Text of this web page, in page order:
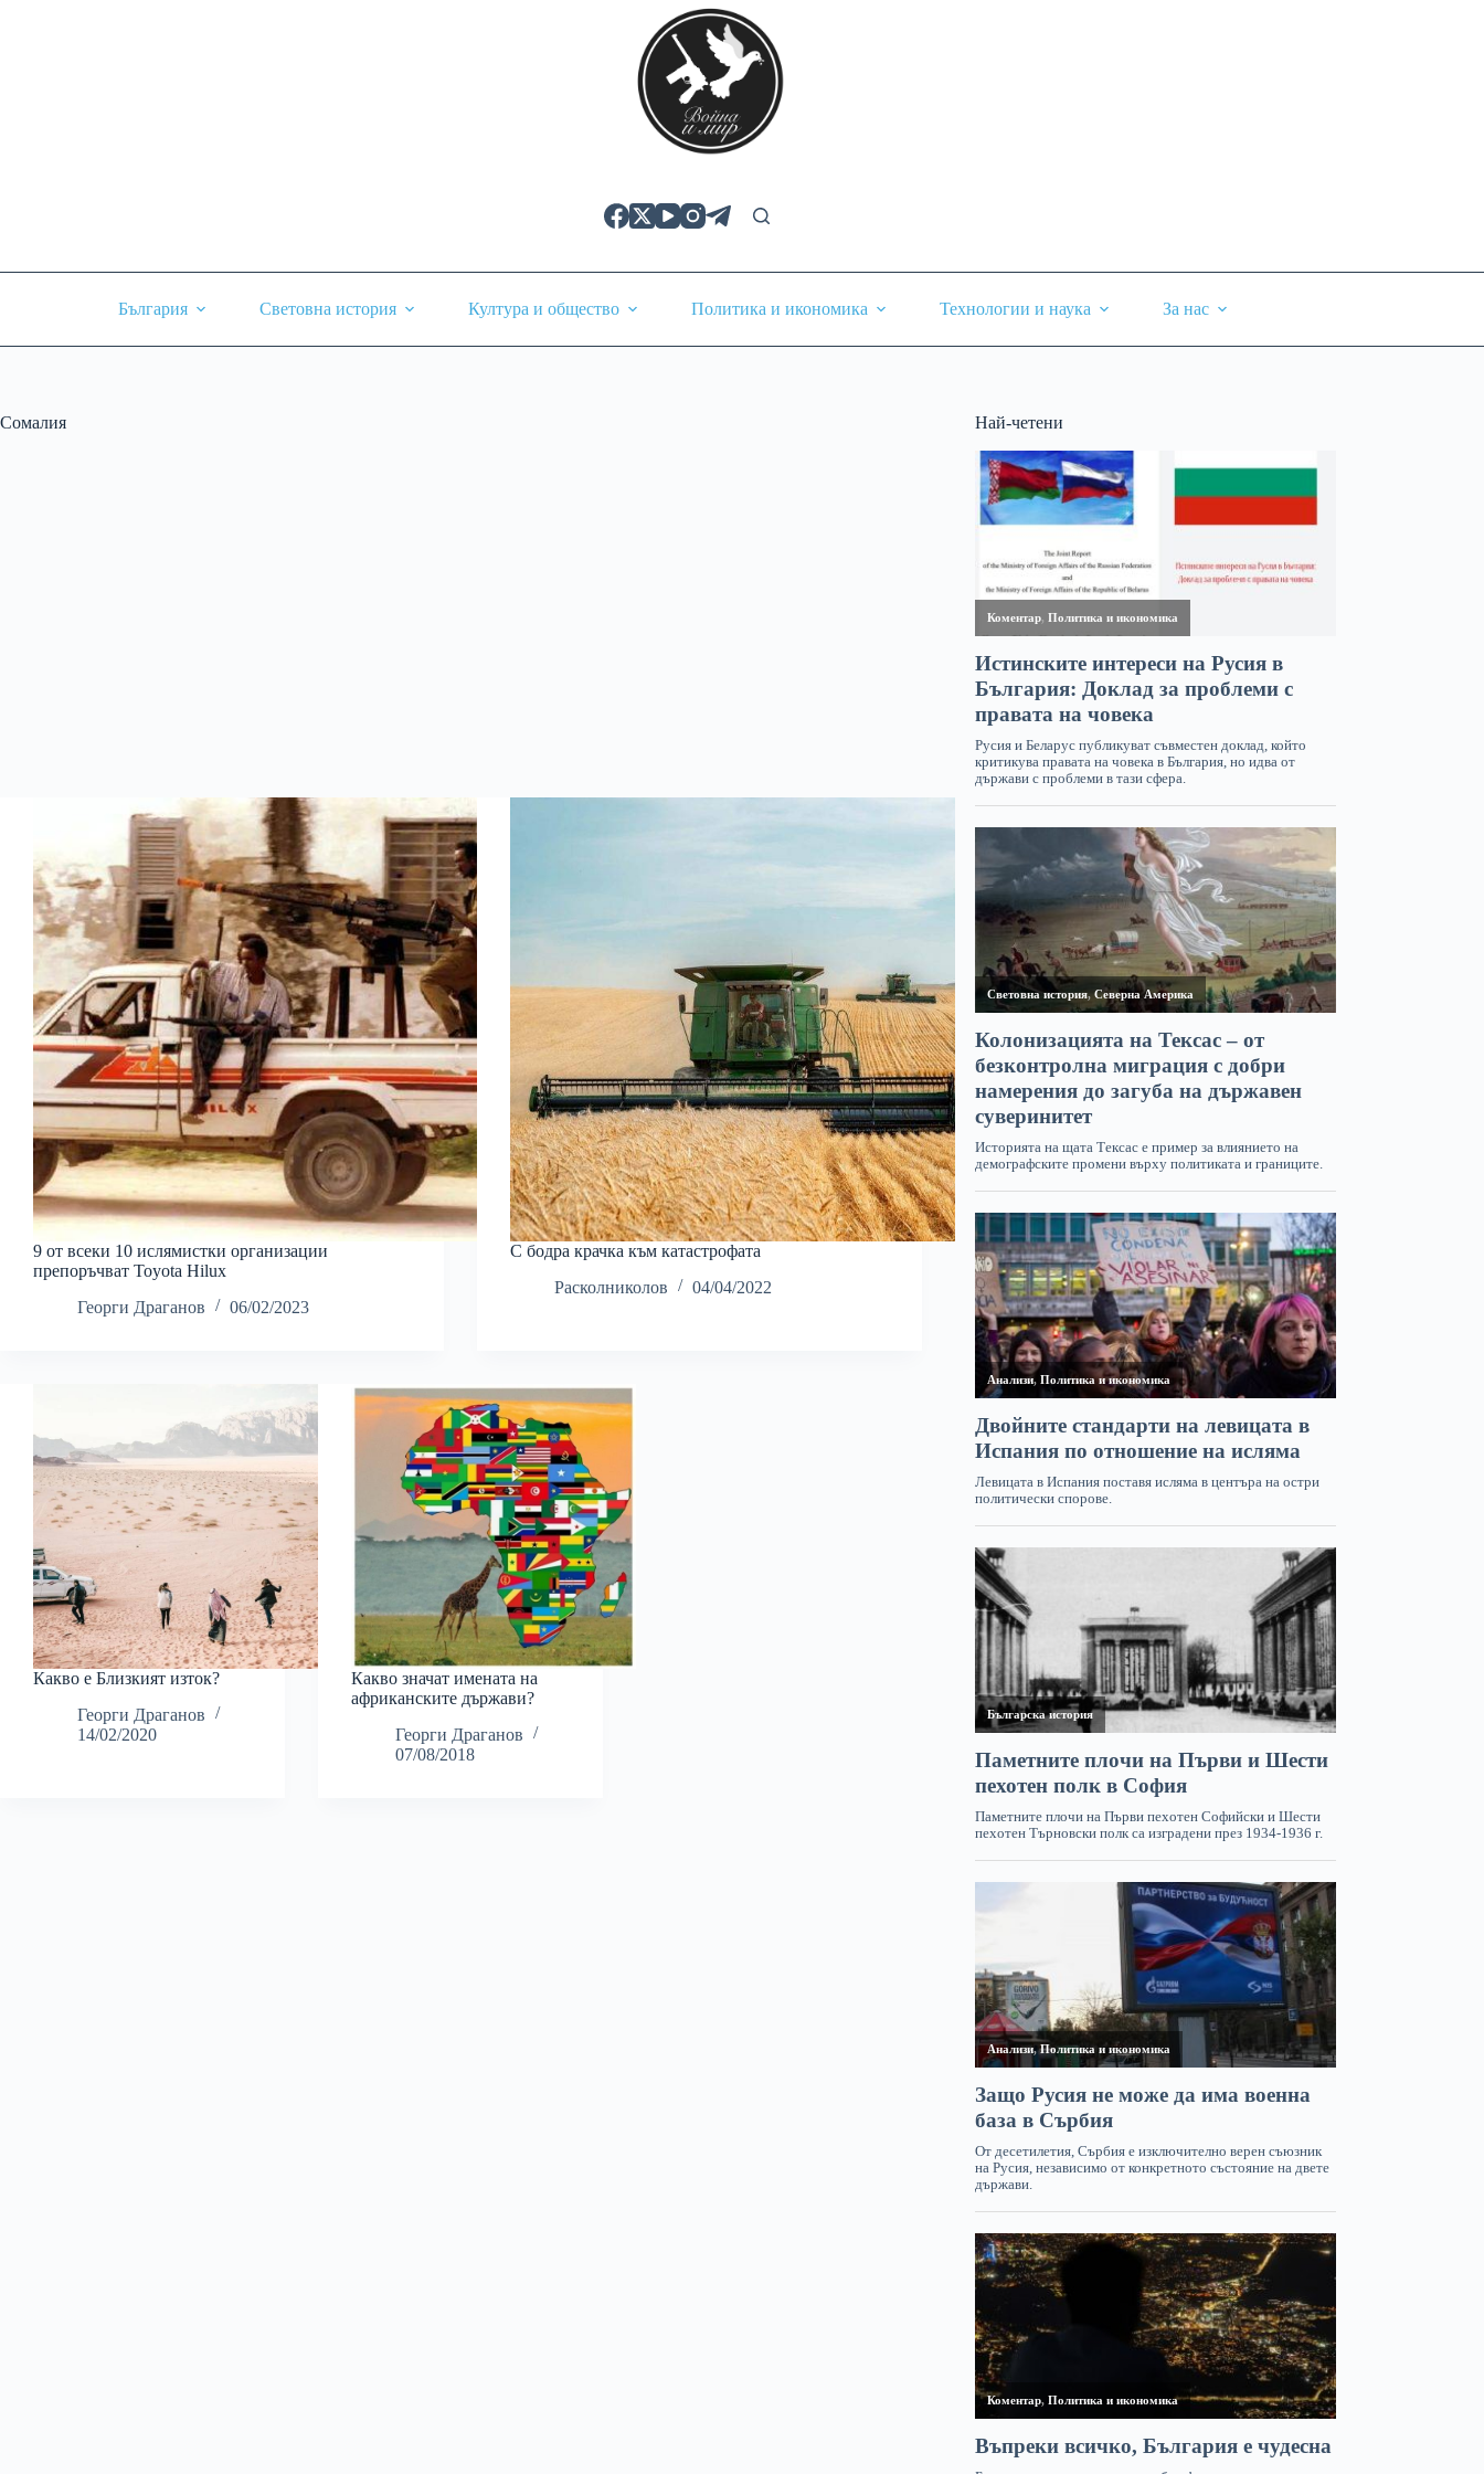
България Световна история Култура и общество Политика и икономика Технологии и наука За нас
Сомалия
9 от всеки 10 ислямистки организации
препоръчват Toyota Hilux
Георги Драганов
06/02/2023
С бодра крачка към катастрофата
Расколниколов
04/04/2022
Какво е Близкият изток?
Георги Драганов
14/02/2020
Какво значат имената на
африканските държави?
Георги Драганов
07/08/2018
Най-четени